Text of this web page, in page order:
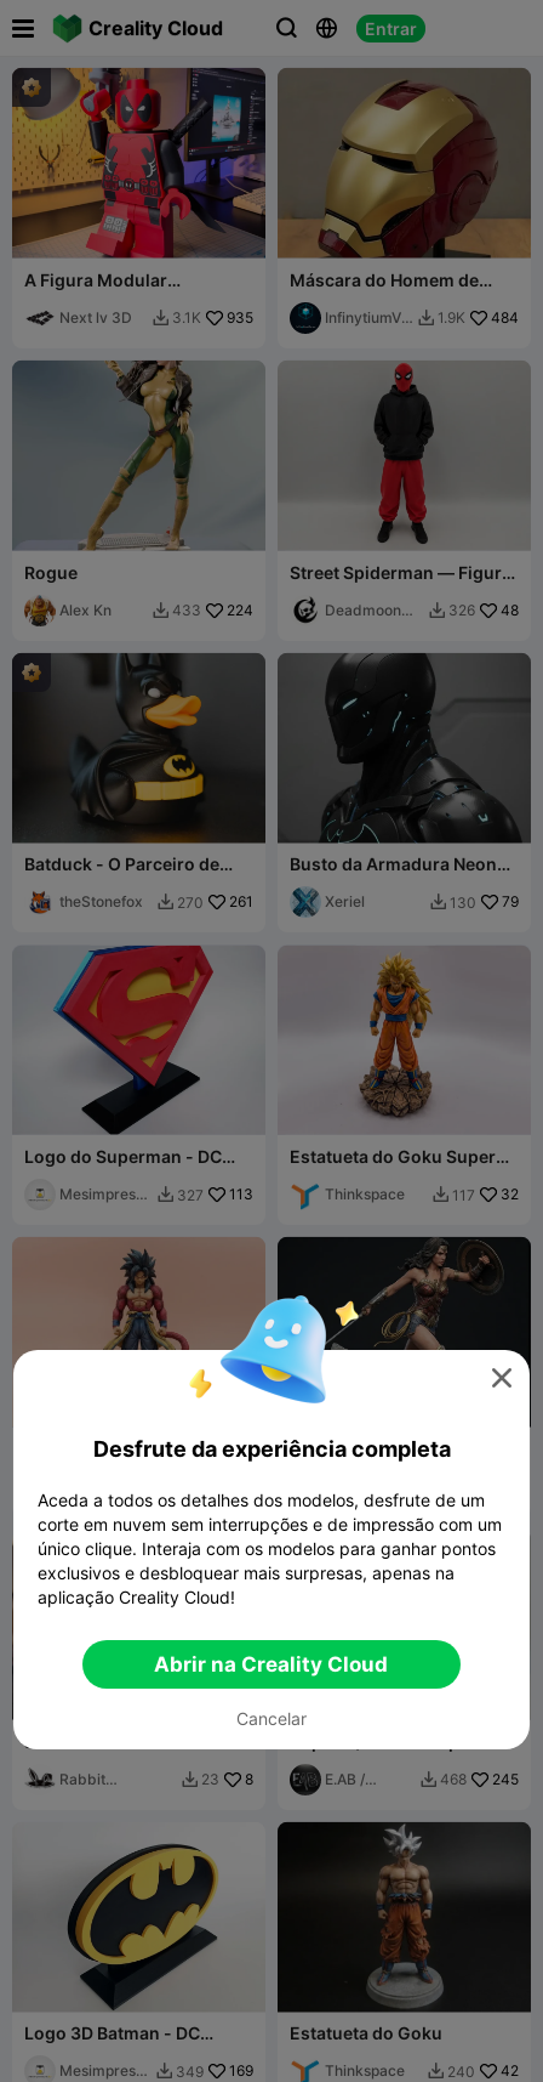
Creality Cloud   Entrar
 
A Figura Modular
Next lv 3D  3.1K 935
Máscara do Homem de
Ferro mark2
InfinytiumVe
 1.9K 484
Rogue
Alex Kn  433 224
Street Spiderman — Figura
Deadmoon
 326 48
Batduck - O Parceiro de
theStonefox  270 261
Busto da Armadura Neon
Tech do Batman
Xeriel  130 79
Logo do Superman - DC
Mesimpressi
 327 113
Estatueta do Goku Super
Thinkspace  117 32
Figura do Goku SSJ4 WONDER WOMAN
Jubilee - Rivals
Rabbit
 23 8
E.AB /
 468 245
Logo 3D Batman - DC
Mesimpressi  349 169
Estatueta do Goku
Thinkspace  240 42

Desfrute da experiência completa
Aceda a todos os detalhes dos modelos, desfrute de um
corte em nuvem sem interrupções e de impressão com um
único clique. Interaja com os modelos para ganhar pontos
exclusivos e desbloquear mais surpresas, apenas na
aplicação Creality Cloud!
Abrir na Creality Cloud
Cancelar